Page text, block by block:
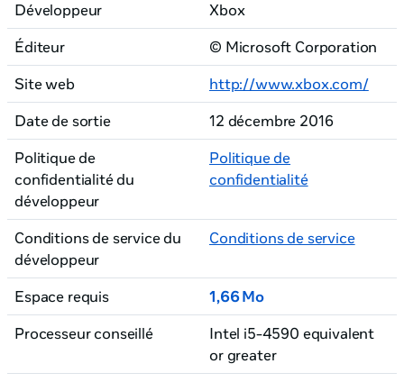
Développeur Xbox
Éditeur © Microsoft Corporation
Site web http://www.xbox.com/
Date de sortie 12 décembre 2016
Politique de
confidentialité du
développeur
Politique de
confidentialité
Conditions de service du
développeur
Conditions de service
Espace requis 1,66 Mo
Processeur conseillé
Intel i5-4590 equivalent
or greater